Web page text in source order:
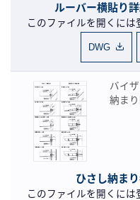
ルーバー横貼り
このファイルを開くに
DWG
バイ
納まり
ひさし納ま
このファイルを開くに